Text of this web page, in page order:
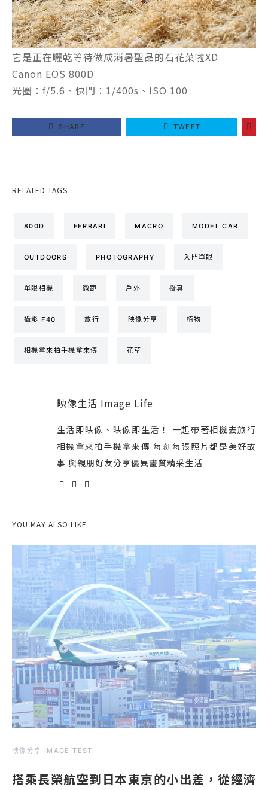
它是正在曬乾等待做成消暑聖品的石花菜啦XD
Canon EOS 800D
光圈：f/5.6、快門：1/400s、ISO 100
SHARE TWEET
RELATED TAGS
800D FERRARI MACRO MODEL CAR
OUTDOORS PHOTOGRAPHY 入門單眼
單眼相機 微距 戶外 擬真
攝影 F40 旅行 映像分享 植物
相機拿來拍手機拿來傳 花草
映像生活 Image Life
生活即映像、映像即生活！ 一起帶著相機去旅行
相機拿來拍手機拿來傳 每刻每張照片都是美好故
事 與親朋好友分享優異畫質精采生活
YOU MAY ALSO LIKE
映像分享 IMAGE TEST
搭乘長榮航空到日本東京的小出差，從經濟